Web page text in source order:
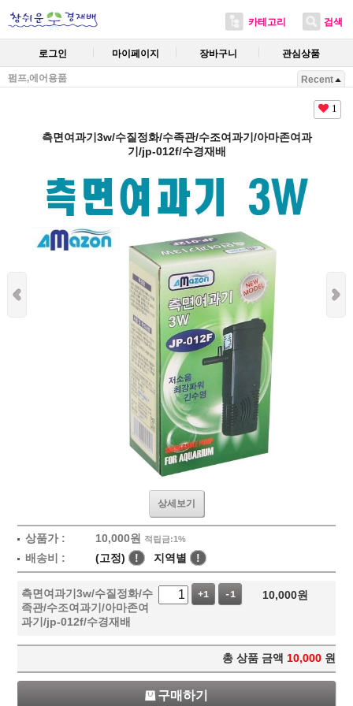
카테고리 검색
로그인 마이페이지 장바구니 관심상품
펌프,에어용품 Recent
1
측면여과기3w/수질정화/수족관/수조여과기/아마존여과
기/jp-012f/수경재배
상세보기
상품가 : 10,000원 적립금:1%
배송비 : (고정) ! 지역별 !
측면여과기3w/수질정화/수
족관/수조여과기/아마존여
과기/jp-012f/수경재배
+1 -1 10,000원
총 상품 금액 10,000 원
구매하기